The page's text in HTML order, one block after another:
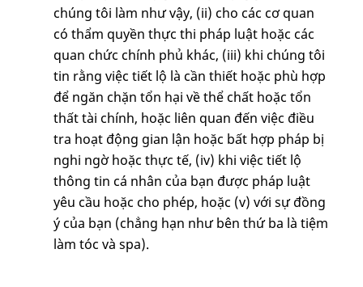
chúng tôi làm như vậy, (ii) cho các cơ quan
có thẩm quyền thực thi pháp luật hoặc các
quan chức chính phủ khác, (iii) khi chúng tôi
tin rằng việc tiết lộ là cần thiết hoặc phù hợp
để ngăn chặn tổn hại về thể chất hoặc tổn
thất tài chính, hoặc liên quan đến việc điều
tra hoạt động gian lận hoặc bất hợp pháp bị
nghi ngờ hoặc thực tế, (iv) khi việc tiết lộ
thông tin cá nhân của bạn được pháp luật
yêu cầu hoặc cho phép, hoặc (v) với sự đồng
ý của bạn (chẳng hạn như bên thứ ba là tiệm
làm tóc và spa).